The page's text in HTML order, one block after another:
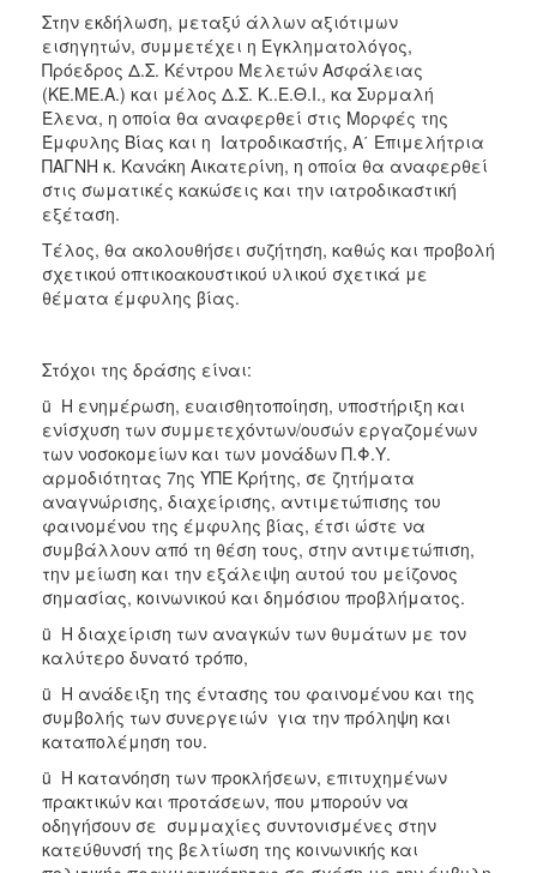
Στην εκδήλωση, μεταξύ άλλων αξιότιμων
εισηγητών, συμμετέχει η Εγκληματολόγος,
Πρόεδρος Δ.Σ. Κέντρου Μελετών Ασφάλειας
(ΚΕ.ΜΕ.Α.) και μέλος Δ.Σ. Κ..Ε.Θ.Ι., κα Συρμαλή
Έλενα, η οποία θα αναφερθεί στις Μορφές της
Έμφυλης Βίας και η Ιατροδικαστής, Α΄ Επιμελήτρια
ΠΑΓΝΗ κ. Κανάκη Αικατερίνη, η οποία θα αναφερθεί
στις σωματικές κακώσεις και την ιατροδικαστική
εξέταση.
Τέλος, θα ακολουθήσει συζήτηση, καθώς και προβολή
σχετικού οπτικοακουστικού υλικού σχετικά με
θέματα έμφυλης βίας.
Στόχοι της δράσης είναι:
ü Η ενημέρωση, ευαισθητοποίηση, υποστήριξη και
ενίσχυση των συμμετεχόντων/ουσών εργαζομένων
των νοσοκομείων και των μονάδων Π.Φ.Υ.
αρμοδιότητας 7ης ΥΠΕ Κρήτης, σε ζητήματα
αναγνώρισης, διαχείρισης, αντιμετώπισης του
φαινομένου της έμφυλης βίας, έτσι ώστε να
συμβάλλουν από τη θέση τους, στην αντιμετώπιση,
την μείωση και την εξάλειψη αυτού του μείζονος
σημασίας, κοινωνικού και δημόσιου προβλήματος.
ü Η διαχείριση των αναγκών των θυμάτων με τον
καλύτερο δυνατό τρόπο,
ü Η ανάδειξη της έντασης του φαινομένου και της
συμβολής των συνεργειών για την πρόληψη και
καταπολέμηση του.
ü Η κατανόηση των προκλήσεων, επιτυχημένων
πρακτικών και προτάσεων, που μπορούν να
οδηγήσουν σε συμμαχίες συντονισμένες στην
κατεύθυνσή της βελτίωση της κοινωνικής και